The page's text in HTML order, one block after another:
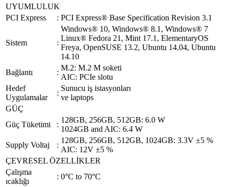
UYUMLULUK
PCI Express
: PCI Express® Base Specification Revision 3.1
Sistem :
Windows® 10, Windows® 8.1, Windows® 7
Linux® Fedora 21, Mint 17.1, ElementaryOS
Freya, OpenSUSE 13.2, Ubuntu 14.04, Ubuntu
14.10
Bağlantı
:
M.2: M.2 M soketi
AIC: PCIe slotu
Hedef
Uygulamalar
:
Sunucu iş istasyonları
ve laptops
GÜÇ
Güç Tüketimi
:
128GB, 256GB, 512GB: 6.0 W
1024GB and AIC: 6.4 W
Supply Voltaj
:
128GB, 256GB, 512GB, 1024GB: 3.3V ±5 %
AIC: 12V ±5 %
ÇEVRESEL ÖZELLİKLER
Çalışma
ıcaklığı
: 0°C to 70°C